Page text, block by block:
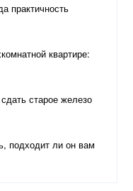
практичность
квартире:
старое железо
подходит ли он вам